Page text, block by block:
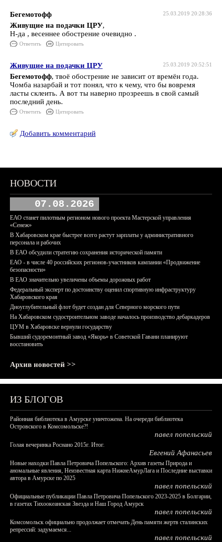
25.03.2019 20:28:36
Бегемотофф
Живущие на подачки ЦРУ,
Н-да , весеннее обострение очевидно .
Ответить Цитировать
25.03.2019 20:52:51
Живущие на подачки ЦРУ
Бегемотофф, твоё обострение не зависит от времён года.
Чомба назарбай и тот понял, что к чему, что бы вовремя
ласты склеить. А вот ты наверно прозреешь в свой самый
последний день.
Ответить Цитировать
Добавить комментарий
НОВОСТИ
07.08.2026
ЕАО станет пилотным регионом нового проекта Мастерской управления
«Сенеж»
В Хабаровском крае быстрее всего растут зарплаты у административного
персонала и рабочих
В ЕАО обсудили стратегию сохранения исторической памяти
ЕАО - в числе 40 российских регионов-участников кампании «Продвижение
безопасности»
В ЕАО значительно увеличены объемы дорожных работ
Федеральный эксперт по достоинству оценил спортивную инфраструктуру
Хабаровского края
Дноуглубительный флот будет создан для Северного морского пути
На Хабаровском судостроительном заводе началось производство дебаркадеров
ЦУМ в Хабаровске вернули государству
Бывший судоремонтный завод «Якорь» в Советской Гавани планируют
восстановить
Архив новостей >>
ИЗ БЛОГОВ
Районная библиотека в Амурске уничтожена. На очереди библиотека
Островского в Комсомольске?!
павел попельский
Голая вечеринка Роснано 2015г. Итог.
Евгений Афанасьев
Новые находки Павла Петровича Попельского: Архив газеты Природа и
аномальные явления, Неизвестная карта НижнеАмурЛага и Последние выставки
автора в Амурске по 2025
павел попельский
Официальные публикации Павла Петровича Попельского 2023-2025 в Болгарии,
в газетах Тихоокеанская Звезда и Наш Город Амурск
павел попельский
Комсомольск официально продолжает отмечать День памяти жертв сталинских
репрессий: задумаемся...
павел попельский